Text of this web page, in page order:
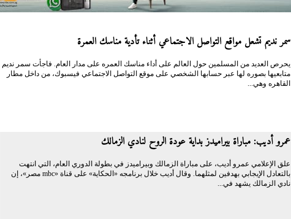
سمر نديم تشعل مواقع التواصل الاجتماعي أثناء تأدية مناسك العمرة
يحرص العديد من المسلمين حول العالم على أداء مناسك العمره على مدار العام. فاجأت سمر نديم
متابعيها بصوره لها عبر حسابها الشخصي على موقع التواصل الاجتماعي فيسبوك، من داخل مطار
القاهره وهي...
عمرو أديب: مباراة بيراميدز بداية عودة الروح لنادي الزمالك
علق الإعلامي عمرو أديب، على مباراة الزمالك وبيراميدز في بطولة الدوري العام، التي انتهت
بالتعادل الإيجابي بهدفين لمثلهما. وقال أديب خلال برنامجه «الحكاية» على قناة «mbc مصر»، إن
نادي الزمالك يشهد في...